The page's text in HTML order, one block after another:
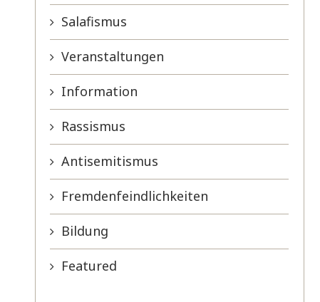
Salafismus
Veranstaltungen
Information
Rassismus
Antisemitismus
Fremdenfeindlichkeiten
Bildung
Featured